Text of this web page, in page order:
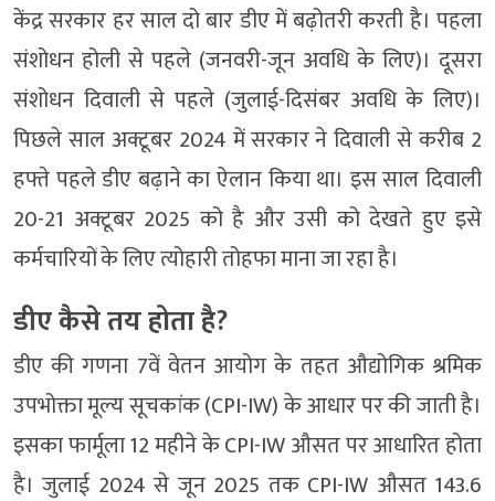
केंद्र सरकार हर साल दो बार डीए में बढ़ोतरी करती है। पहला
संशोधन होली से पहले (जनवरी-जून अवधि के लिए)। दूसरा
संशोधन दिवाली से पहले (जुलाई-दिसंबर अवधि के लिए)।
पिछले साल अक्टूबर 2024 में सरकार ने दिवाली से करीब 2
हफ्ते पहले डीए बढ़ाने का ऐलान किया था। इस साल दिवाली
20-21 अक्टूबर 2025 को है और उसी को देखते हुए इसे
कर्मचारियों के लिए त्योहारी तोहफा माना जा रहा है।
डीए कैसे तय होता है?
डीए की गणना 7वें वेतन आयोग के तहत औद्योगिक श्रमिक
उपभोक्ता मूल्य सूचकांक (CPI-IW) के आधार पर की जाती है।
इसका फार्मूला 12 महीने के CPI-IW औसत पर आधारित होता
है। जुलाई 2024 से जून 2025 तक CPI-IW औसत 143.6